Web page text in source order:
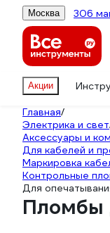
Москва 306
Акции
Главная/
Электрика и свет
Аксессуары и
Для кабелей и
Маркировка
Контрольные
Для
Пломбы